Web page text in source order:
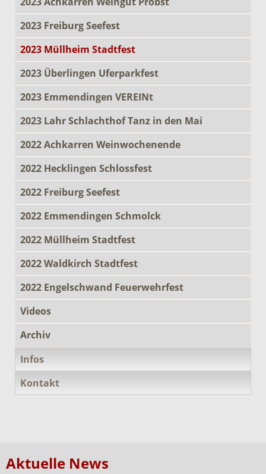
2023 Freiburg Seefest
2023 Müllheim Stadtfest
2023 Überlingen Uferparkfest
2023 Emmendingen VEREINt
2023 Lahr Schlachthof Tanz in den Mai
2022 Achkarren Weinwochenende
2022 Hecklingen Schlossfest
2022 Freiburg Seefest
2022 Emmendingen Schmolck
2022 Müllheim Stadtfest
2022 Waldkirch Stadtfest
2022 Engelschwand Feuerwehrfest
Videos
Archiv
Infos
Kontakt
Aktuelle News